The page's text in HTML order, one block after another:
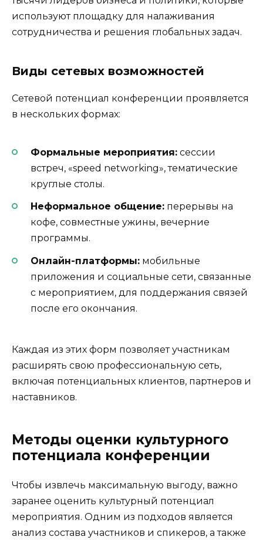
используют площадку для налаживания
сотрудничества и решения глобальных задач.
Виды сетевых возможностей
Сетевой потенциал конференции проявляется
в нескольких формах:
Формальные мероприятия: сессии
встреч, «speed networking», тематические
круглые столы.
Неформальное общение: перерывы на
кофе, совместные ужины, вечерние
программы.
Онлайн-платформы: мобильные
приложения и социальные сети, связанные
с мероприятием, для поддержания связей
после его окончания.
Каждая из этих форм позволяет участникам
расширять свою профессиональную сеть,
включая потенциальных клиентов, партнеров и
наставников.
Методы оценки культурного
потенциала конференции
Чтобы извлечь максимальную выгоду, важно
заранее оценить культурный потенциал
мероприятия. Одним из подходов является
анализ состава участников и спикеров, а также